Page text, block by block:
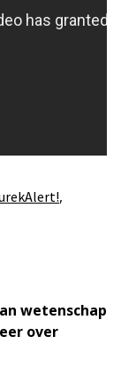
,
wetenschap
over